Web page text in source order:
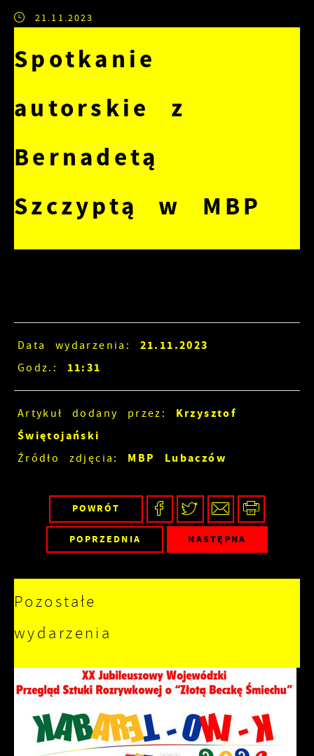
21.11.2023
Spotkanie
autorskie z
Bernadetą
Szczyptą w MBP
Data wydarzenia: 21.11.2023
Godz.: 11:31
Artykuł dodany przez: Krzysztof
Świętojański
Źródło zdjęcia: MBP Lubaczów
POWRÓT
POPRZEDNIA NASTĘPNA
Pozostałe
wydarzenia